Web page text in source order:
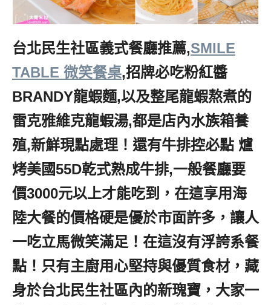
台北民生社區義式餐廳推薦,SMILE
TABLE 微笑餐桌,招牌必吃粉紅醬
BRANDY龍蝦麵,以及整尾龍蝦熬煮的
雷克雅維克龍蝦湯,都是店內水族箱養
殖,新鮮現點處理！還有牛排控必點 爐
烤美國55D乾式熟成牛排,一般餐廳要
價3000元以上才能吃到，在這享用海
陸大餐的價格硬是優於市面許多，讓人
一吃立馬微笑滿足！在這沒有浮誇系餐
點！只有主廚用心堅持與優質食材，藏
身於台北民生社區內的新瑰寶，大家一